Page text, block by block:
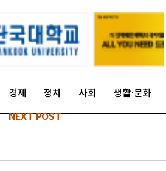
경제 정치 사회 생활·문화
NEXT POST